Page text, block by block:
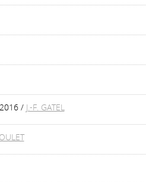
/ J.-F. GATEL